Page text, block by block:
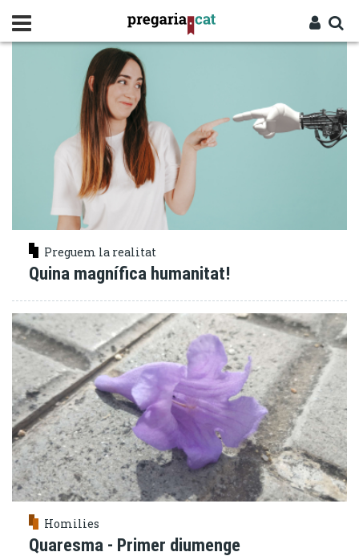
contingut
PERSONA
Preguem la realitat
Quina magnífica humanitat!
Homilies
Quaresma - Primer diumenge